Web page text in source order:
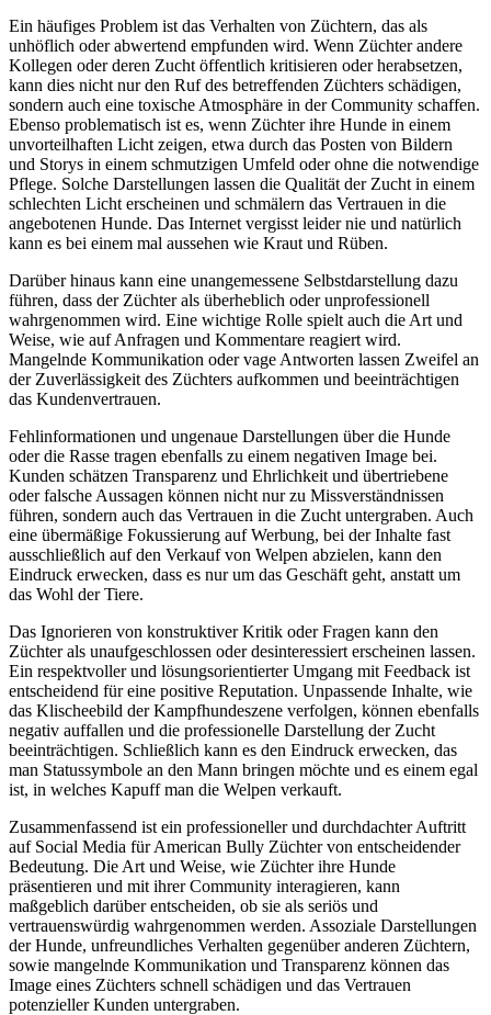
Ein häufiges Problem ist das Verhalten von Züchtern, das als
unhöflich oder abwertend empfunden wird. Wenn Züchter andere
Kollegen oder deren Zucht öffentlich kritisieren oder herabsetzen,
kann dies nicht nur den Ruf des betreffenden Züchters schädigen,
sondern auch eine toxische Atmosphäre in der Community schaffen.
Ebenso problematisch ist es, wenn Züchter ihre Hunde in einem
unvorteilhaften Licht zeigen, etwa durch das Posten von Bildern
und Storys in einem schmutzigen Umfeld oder ohne die notwendige
Pflege. Solche Darstellungen lassen die Qualität der Zucht in einem
schlechten Licht erscheinen und schmälern das Vertrauen in die
angebotenen Hunde. Das Internet vergisst leider nie und natürlich
kann es bei einem mal aussehen wie Kraut und Rüben.
Darüber hinaus kann eine unangemessene Selbstdarstellung dazu
führen, dass der Züchter als überheblich oder unprofessionell
wahrgenommen wird. Eine wichtige Rolle spielt auch die Art und
Weise, wie auf Anfragen und Kommentare reagiert wird.
Mangelnde Kommunikation oder vage Antworten lassen Zweifel an
der Zuverlässigkeit des Züchters aufkommen und beeinträchtigen
das Kundenvertrauen.
Fehlinformationen und ungenaue Darstellungen über die Hunde
oder die Rasse tragen ebenfalls zu einem negativen Image bei.
Kunden schätzen Transparenz und Ehrlichkeit und übertriebene
oder falsche Aussagen können nicht nur zu Missverständnissen
führen, sondern auch das Vertrauen in die Zucht untergraben. Auch
eine übermäßige Fokussierung auf Werbung, bei der Inhalte fast
ausschließlich auf den Verkauf von Welpen abzielen, kann den
Eindruck erwecken, dass es nur um das Geschäft geht, anstatt um
das Wohl der Tiere.
Das Ignorieren von konstruktiver Kritik oder Fragen kann den
Züchter als unaufgeschlossen oder desinteressiert erscheinen lassen.
Ein respektvoller und lösungsorientierter Umgang mit Feedback ist
entscheidend für eine positive Reputation. Unpassende Inhalte, wie
das Klischeebild der Kampfhundeszene verfolgen, können ebenfalls
negativ auffallen und die professionelle Darstellung der Zucht
beeinträchtigen. Schließlich kann es den Eindruck erwecken, das
man Statussymbole an den Mann bringen möchte und es einem egal
ist, in welches Kapuff man die Welpen verkauft.
Zusammenfassend ist ein professioneller und durchdachter Auftritt
auf Social Media für American Bully Züchter von entscheidender
Bedeutung. Die Art und Weise, wie Züchter ihre Hunde
präsentieren und mit ihrer Community interagieren, kann
maßgeblich darüber entscheiden, ob sie als seriös und
vertrauenswürdig wahrgenommen werden. Assoziale Darstellungen
der Hunde, unfreundliches Verhalten gegenüber anderen Züchtern,
sowie mangelnde Kommunikation und Transparenz können das
Image eines Züchters schnell schädigen und das Vertrauen
potenzieller Kunden untergraben.